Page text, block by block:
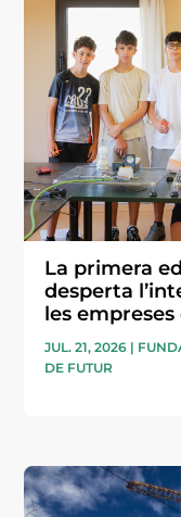
La primera
desperta
les
JUL. 21, 2026 |
DE FUTUR